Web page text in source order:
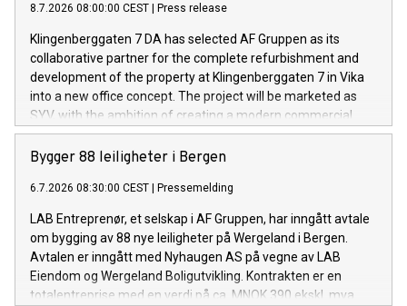
8.7.2026 08:00:00 CEST Press release
Klingenberggaten 7 DA has selected AF Gruppen as its
collaborative partner for the complete refurbishment and
development of the property at Klingenberggaten 7 in Vika
into a new office concept. The project will be marketed as
SYV, with the ambition of creating a modern commercial
building with exceptionally high standards for quality,
flexibility and sustainability.
Bygger 88 leiligheter i Bergen
6.7.2026 08:30:00 CEST Pressemelding
LAB Entreprenør, et selskap i AF Gruppen, har inngått avtale
om bygging av 88 nye leiligheter på Wergeland i Bergen.
Avtalen er inngått med Nyhaugen AS på vegne av LAB
Eiendom og Wergeland Boligutvikling. Kontrakten er en
totalentreprise med en verdi på ca. MNOK 390 ekskl. mva.